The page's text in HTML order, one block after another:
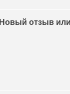
Новый отзыв